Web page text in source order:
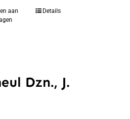
aan
Details
Dzn., J.